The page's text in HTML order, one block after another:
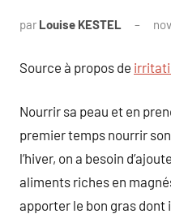
par Louise KESTEL
Source à propos de
Nourrir sa peau et en
premier temps nourrir
l’hiver, on a besoin
aliments riches en
apporter le bon gras dont